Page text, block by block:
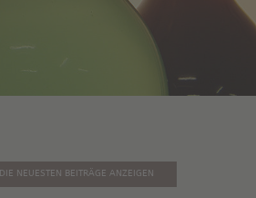
DIE NEUESTEN BEITRÄGE ANZEIGEN